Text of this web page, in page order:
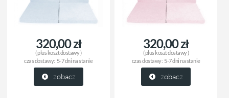
320,00 zł
( plus koszt dostawy)
czas dostawy: 5-7 dni na stanie
zobacz
320,00 zł
( plus koszt dostawy)
czas dostawy: 5-7 dni na stanie
zobacz